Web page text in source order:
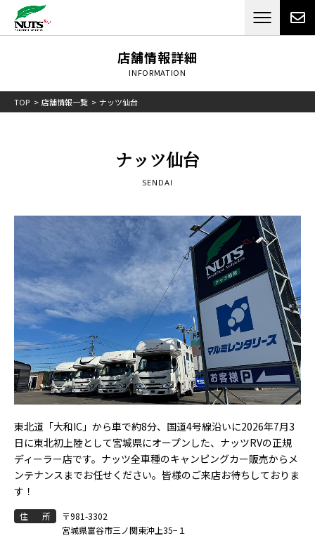
日本最大級のキャンピングカーメーカー
RV[テレビCM放送]
店舗情報詳細
INFORMATION
TOP 店舗情報一覧 ナッツ仙台
ナッツ仙台
SENDAI
東北道「大和IC」から車で約8分、国道4号線沿いに2026年7月3
日に東北初上陸として宮城県にオープンした、ナッツRVの正規
ディーラー店です。ナッツ全車種のキャンピングカー販売からメ
ンテナンスまでお任せください。皆様のご来店お待ちしておりま
す！
住 所
〒981-3302
宮城県富谷市三ノ関東沖上35−１